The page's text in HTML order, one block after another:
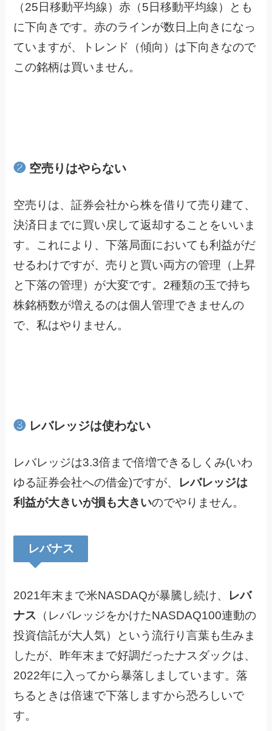
（25日移動平均線）赤（5日移動平均線）とも
に下向きです。赤のラインが数日上向きになっ
ていますが、トレンド（傾向）は下向きなので
この銘柄は買いません。
❷ 空売りはやらない
空売りは、証券会社から株を借りて売り建て、
決済日までに買い戻して返却することをいいま
す。これにより、下落局面においても利益がだ
せるわけですが、売りと買い両方の管理（上昇
と下落の管理）が大変です。2種類の玉で持ち
株銘柄数が増えるのは個人管理できませんの
で、私はやりません。
❸ レバレッジは使わない
レバレッジは3.3倍まで倍増できるしくみ(いわ
ゆる証券会社への借金)ですが、
レバレッジは
利益が大きいが損も大きいのでやりません。
レバナス
2021年末まで米NASDAQが暴騰し続け、
レバ
ナス
（レバレッジをかけたNASDAQ100連動の
投資信託が大人気）という流行り言葉も生みま
したが、昨年末まで好調だったナスダックは、
2022年に入ってから暴落しましています。落
ちるときは倍速で下落しますから恐ろしいで
す。